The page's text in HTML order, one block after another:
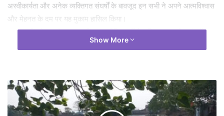
अस्वीकार्यता और अनेक व्यक्तिगत संघर्षों के बावजूद इन सभी ने अपने आत्मविश्वास
और मेहनत के दम पर यह मुकाम हासिल किया।
यह उपलब्धि केवल रोजगार प्राप्ति तक सीमित नहीं है, बल्कि समाज में ट्रांसजेंडर
समुदाय की बढ़ती भागीदारी, सम्मान और स्वीकार्यता का सशक्त संदेश भी देती है।
छत्तीसगढ़ शासन की महत्वपूर्ण भूमिका रही। विभाग द्वारा उम्मीदवारों को प्रशिक्षण,
आवागमन सुविधा तथा अन्य आवश्यक व्यवस्थाएं उपलब्ध कराई गईं, जिससे उन्हें
भर्ती प्रक्रिया की तैयारी में निरंतर सहयोग मिला।
Show More